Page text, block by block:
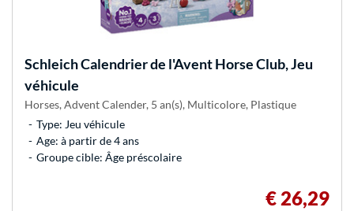
SchleichCalendrier de l'Avent Horse Club, Jeu
véhicule
Horses, Advent Calender, 5 an(s), Multicolore, Plastique
Type: Jeu véhicule
Age: à partir de 4 ans
Groupe cible: Âge préscolaire
€ 26,29